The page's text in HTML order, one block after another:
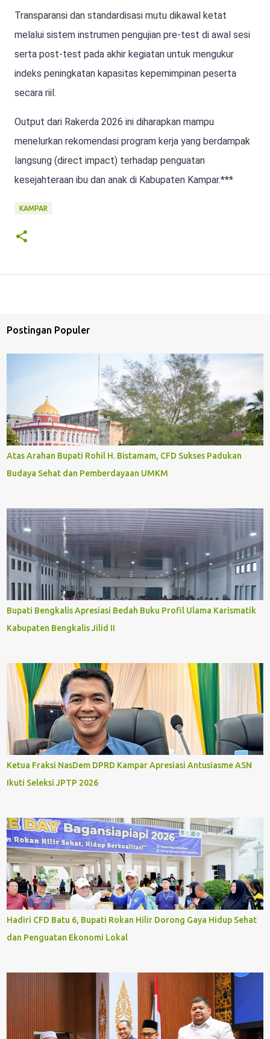
Transparansi dan standardisasi mutu dikawal ketat
melalui sistem instrumen pengujian pre-test di awal sesi
serta post-test pada akhir kegiatan untuk mengukur
indeks peningkatan kapasitas kepemimpinan peserta
secara riil.
Output dari Rakerda 2026 ini diharapkan mampu
menelurkan rekomendasi program kerja yang berdampak
langsung (direct impact) terhadap penguatan
kesejahteraan ibu dan anak di Kabupaten Kampar.***
KAMPAR
Postingan Populer
Atas Arahan Bupati Rohil H. Bistamam, CFD Sukses Padukan
Budaya Sehat dan Pemberdayaan UMKM
Bupati Bengkalis Apresiasi Bedah Buku Profil Ulama Karismatik
Kabupaten Bengkalis Jilid II
Ketua Fraksi NasDem DPRD Kampar Apresiasi Antusiasme ASN
Ikuti Seleksi JPTP 2026
Hadiri CFD Batu 6, Bupati Rokan Hilir Dorong Gaya Hidup Sehat
dan Penguatan Ekonomi Lokal